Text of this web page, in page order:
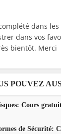
dans
dans vos
bientôt. Merci
POUVEZ
Cours
de Sécurité: